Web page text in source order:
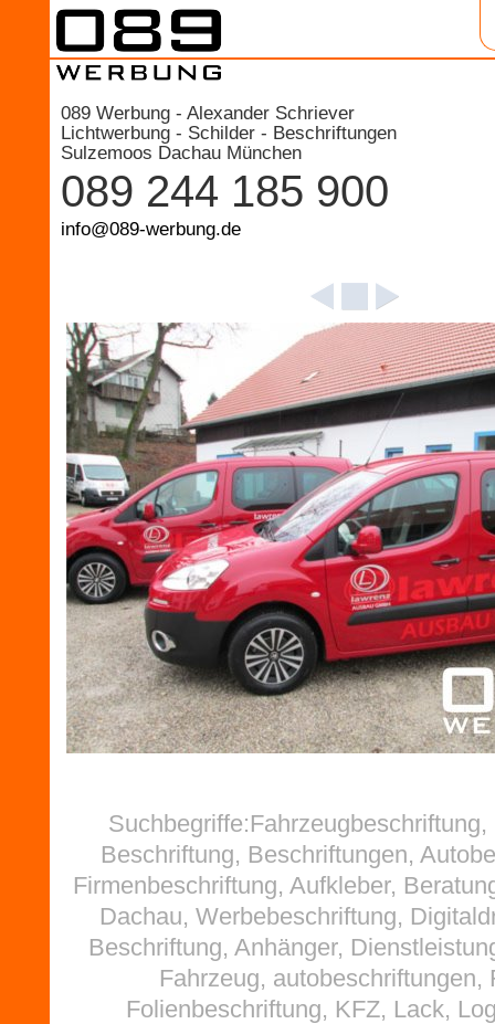
089 Werbung - Alexander Schriever
Lichtwerbung - Schilder - Beschriftungen
Sulzemoos Dachau München
089 244 185 900
info@089-werbung.de
Suchbegriffe:Fahrzeugbeschriftung,
Beschriftung, Beschriftungen,
Firmenbeschriftung, Aufkleber,
Dachau, Werbebeschriftung,
Beschriftung, Anhänger,
Fahrzeug, autobeschriftungen,
Folienbeschriftung, KFZ, Lack,